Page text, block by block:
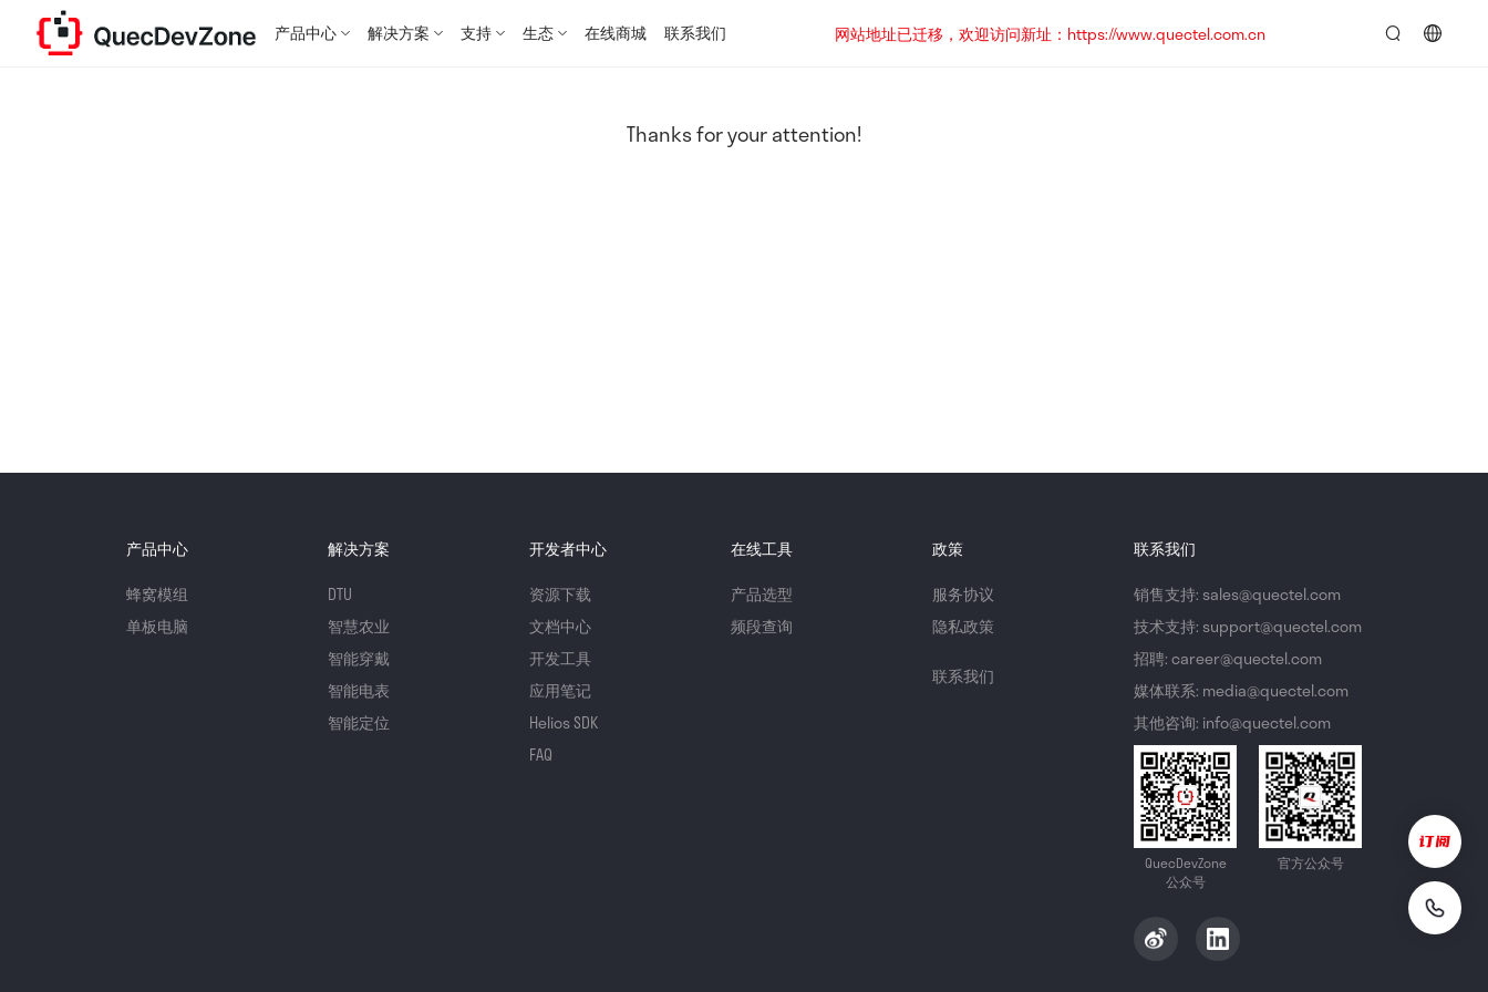
产品中心 解决方案 支持 生态 在线商城 联系我们
网站地址已迁移，欢迎访问新址：https://www.quectel.com.cn
Thanks for your attention!
产品中心
蜂窝模组
单板电脑
解决方案
DTU
智慧农业
智能穿戴
智能电表
智能定位
开发者中心
资源下载
文档中心
开发工具
应用笔记
Helios SDK
FAQ
在线工具
产品选型
频段查询
政策
服务协议
隐私政策
联系我们
联系我们
销售支持: sales@quectel.com
技术支持: support@quectel.com
招聘: career@quectel.com
媒体联系: media@quectel.com
其他咨询: info@quectel.com
QuecDevZone
公众号
官方公众号